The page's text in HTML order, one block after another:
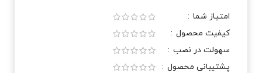
امتیاز شما
کیفیت محصول
سهولت در نصب
پشتیبانی محصول